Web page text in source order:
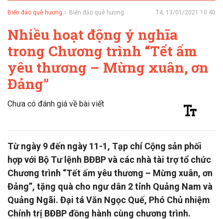
Biển đảo quê hương Biển đảo quê hương T4, 13/01/2021 10:40
Nhiều hoạt động ý nghĩa
trong Chương trình “Tết ấm
yêu thương – Mừng xuân, ơn
Đảng”
Chưa có đánh giá về bài viết
Từ ngày 9 đến ngày 11-1, Tạp chí Cộng sản phối
hợp với Bộ Tư lệnh BĐBP và các nhà tài trợ tổ chức
Chương trình “Tết ấm yêu thương – Mừng xuân, ơn
Đảng”, tặng quà cho ngư dân 2 tỉnh Quảng Nam và
Quảng Ngãi. Đại tá Văn Ngọc Quế, Phó Chủ nhiệm
Chính trị BĐBP đồng hành cùng chương trình.